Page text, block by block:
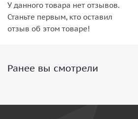
У данного товара нет отзывов.
Станьте первым, кто оставил
отзыв об этом товаре!
Ранее вы смотрели